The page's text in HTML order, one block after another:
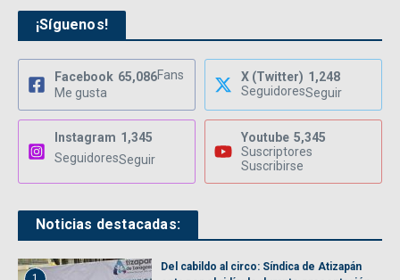
¡Síguenos!
Facebook 65,086Fans
Me gusta
X (Twitter) 1,248
SeguidoresSeguir
Instagram 1,345
SeguidoresSeguir
Youtube 5,345
Suscriptores
Suscribirse
Noticias destacadas:
Del cabildo al circo: Síndica de Atizapán